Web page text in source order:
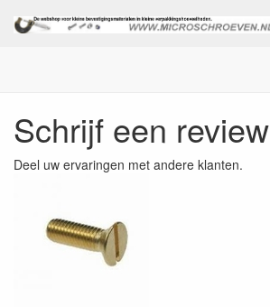
Schrijf een review
Deel uw ervaringen met andere klanten.